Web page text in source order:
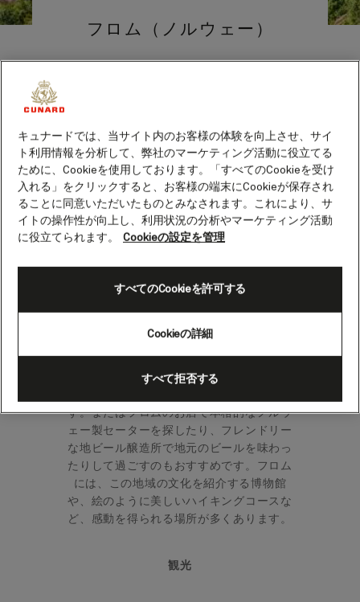
フロム（ノルウェー）
伸び、列車がソグネフィヨルドの壮大な氷
河沿いをゆっくりと蛇行しながら登ってい
きます。
フロムへようこそ
は、ノルウェーの突き抜けるような青いフ
寄港中は、歴史あるフロム鉄道に乗車する
絶好のチャンスです。自然の風景で多くの
観光客を魅了してきたこの鉄道での旅は、
す。またはフロムのお店で本格的なノルウ
ェー製セーターを探したり、フレンドリー
な地ビール醸造所で地元のビールを味わっ
たりして過ごすのもおすすめです。フロム
には、この地域の文化を紹介する博物館
や、絵のように美しいハイキングコースな
ど、感動を得られる場所が多くあります。
観光
キュナードでは、当サイト内のお客様の体験を向上させ、サイ
ト利用情報を分析して、弊社のマーケティング活動に役立てる
ために、Cookieを使用しております。「すべてのCookieを受け
入れる」をクリックすると、お客様の端末にCookieが保存され
ることに同意いただいたものとみなされます。これにより、サ
イトの操作性が向上し、利用状況の分析やマーケティング活動
に役立てられます。
Cookieの設定を管理
Cookieの詳細
すべて拒否する
すべてのCookieを許可する